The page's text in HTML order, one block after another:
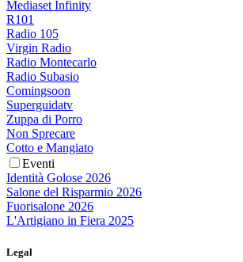
Mediaset Infinity
R101
Radio 105
Virgin Radio
Radio Montecarlo
Radio Subasio
Comingsoon
Superguidatv
Zuppa di Porro
Non Sprecare
Cotto e Mangiato
Eventi
Identità Golose 2026
Salone del Risparmio 2026
Fuorisalone 2026
L'Artigiano in Fiera 2025
Legal